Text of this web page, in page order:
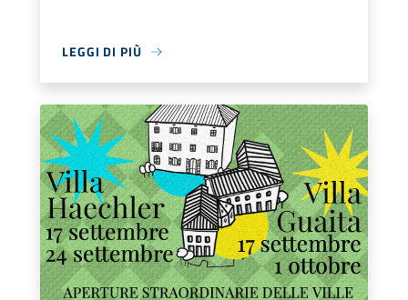
LEGGI DI PIÙ